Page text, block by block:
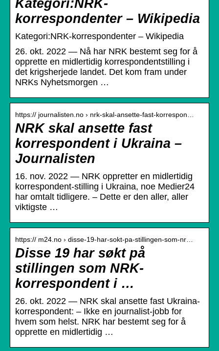
Kategori:NRK-
korrespondenter – Wikipedia
Kategori:NRK-korrespondenter – Wikipedia
26. okt. 2022 — Nå har NRK bestemt seg for å
opprette en midlertidig korrespondentstilling i
det krigsherjede landet. Det kom fram under
NRKs Nyhetsmorgen …
https:// journalisten.no › nrk-skal-ansette-fast-korrespon…
NRK skal ansette fast
korrespondent i Ukraina –
Journalisten
16. nov. 2022 — NRK oppretter en midlertidig
korrespondent-stilling i Ukraina, noe Medier24
har omtalt tidligere. – Dette er den aller, aller
viktigste …
https:// m24.no › disse-19-har-sokt-pa-stillingen-som-nr…
Disse 19 har søkt på
stillingen som NRK-
korrespondent i …
26. okt. 2022 — NRK skal ansette fast Ukraina-
korrespondent: – Ikke en journalist-jobb for
hvem som helst. NRK har bestemt seg for å
opprette en midlertidig …